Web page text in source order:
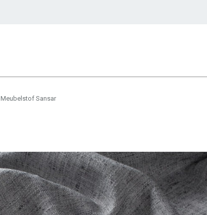
Meubelstof Sansar